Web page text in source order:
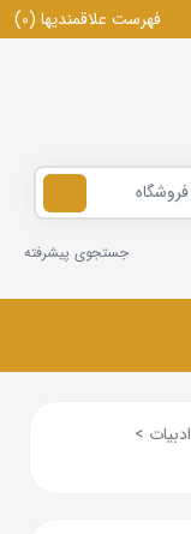
فهرست علاقمندیها (0)
جستجوی پیشرفته
ادبیات >